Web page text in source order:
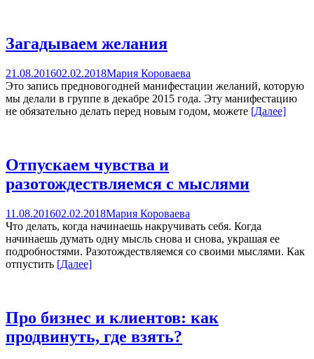
Загадываем желания
21.08.201602.02.2018Мария Короваева
Это запись предновогодней манифестации желаний, которую
мы делали в группе в декабре 2015 года. Эту манифестацию
не обязательно делать перед новым годом, можете [Далее]
Отпускаем чувства и
разотождествляемся с мыслями
11.08.201602.02.2018Мария Короваева
Что делать, когда начинаешь накручивать себя. Когда
начинаешь думать одну мысль снова и снова, украшая ее
подробностями. Разотождествляемся со своими мыслями. Как
отпустить [Далее]
Про бизнес и клиентов: как
продвинуть, где взять?